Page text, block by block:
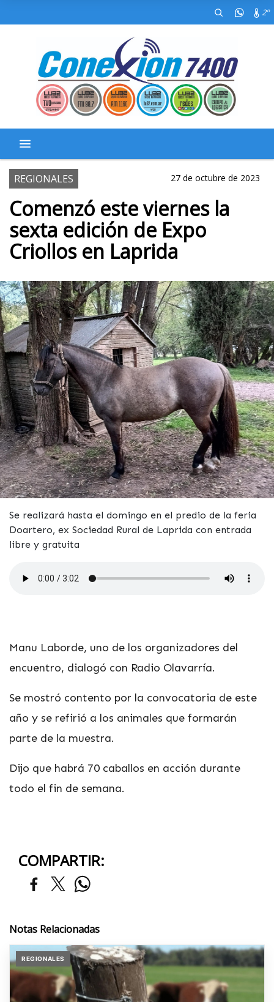
2º
REGIONALES 27 de octubre de 2023
Comenzó este viernes la
sexta edición de Expo
Criollos en Laprida
Se realizará hasta el domingo en el predio de la feria
Doartero, ex Sociedad Rural de Laprida con entrada
libre y gratuita
Manu Laborde, uno de los organizadores del
encuentro, dialogó con Radio Olavarría.
Se mostró contento por la convocatoria de este
año y se refirió a los animales que formarán
parte de la muestra.
Dijo que habrá 70 caballos en acción durante
todo el fin de semana.
COMPARTIR:
Notas Relacionadas
REGIONALES